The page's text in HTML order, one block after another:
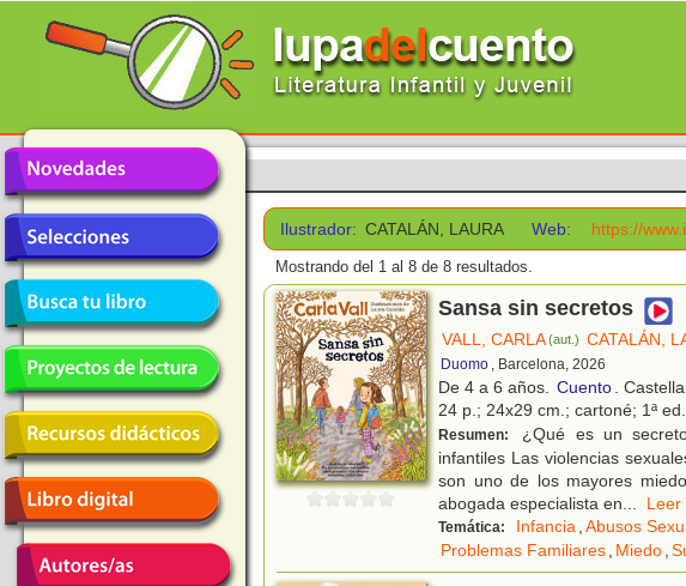
Ilustrador: CATALÁN, LAURA Web: https://
Mostrando del 1 al 8 de 8 resultados.
Sansa sin secretos
VALL, CARLA(aut.) CATALÁN,
Duomo , Barcelona, 2026
De 4 a 6 años. Cuento.
24 p.; 24x29 cm.; cartoné; 1ª
Resumen:
¿Qué es un
infantiles Las violencias
son uno de los mayores
abogada especialista en...
Temática: Infancia,Abusos
Problemas Familiares, Miedo,